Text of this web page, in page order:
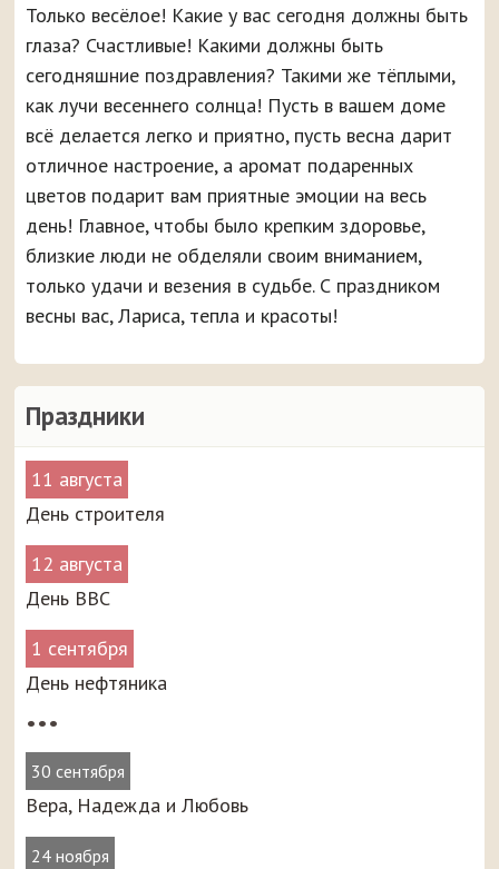
Праздники
11 августа
День строителя
12 августа
День ВВС
1 сентября
День нефтяника
•••
30 сентября
Вера, Надежда и Любовь
24 ноября
Только весёлое! Какие у вас сегодня должны быть
глаза? Счастливые! Какими должны быть
сегодняшние поздравления? Такими же тёплыми,
как лучи весеннего солнца! Пусть в вашем доме
всё делается легко и приятно, пусть весна дарит
отличное настроение, а аромат подаренных
цветов подарит вам приятные эмоции на весь
день! Главное, чтобы было крепким здоровье,
близкие люди не обделяли своим вниманием,
только удачи и везения в судьбе. С праздником
весны вас, Лариса, тепла и красоты!